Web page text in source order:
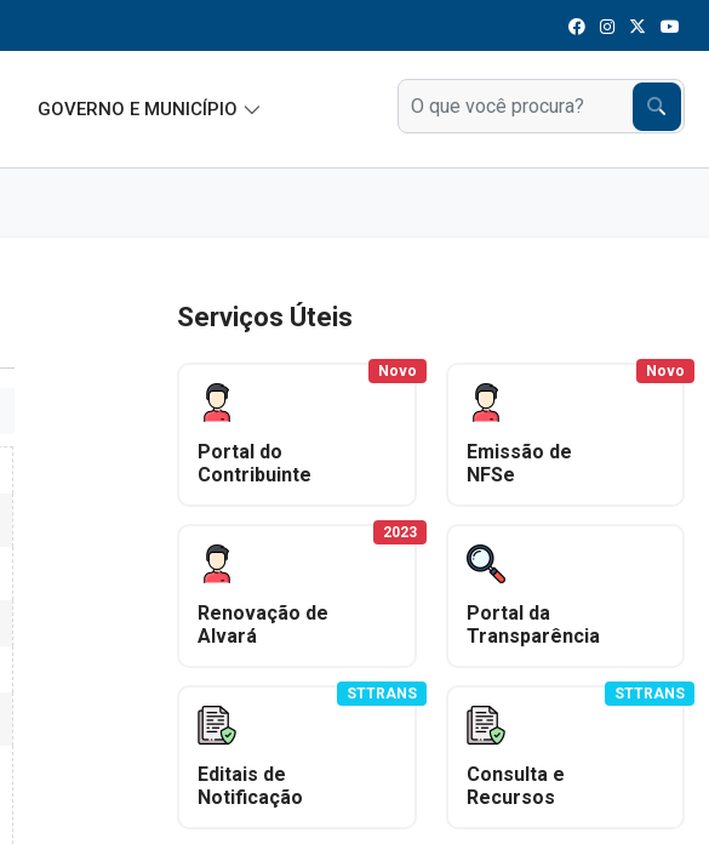
GOVERNO E MUNICÍPIO
Serviços Úteis
Portal do
Contribuinte
Novo
Emissão de
NFSe
Novo
Renovação de
Alvará
2023
Portal da
Transparência
Editais de
Notificação
STTRANS
Consulta e
Recursos
STTRANS